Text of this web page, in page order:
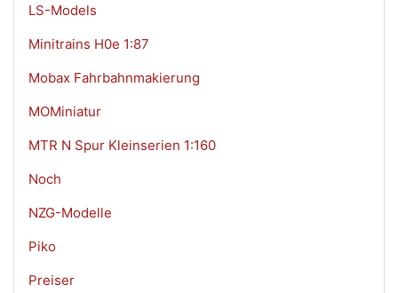
LS-Models
Minitrains H0e 1:87
Mobax Fahrbahnmakierung
MOMiniatur
MTR N Spur Kleinserien 1:160
Noch
NZG-Modelle
Piko
Preiser